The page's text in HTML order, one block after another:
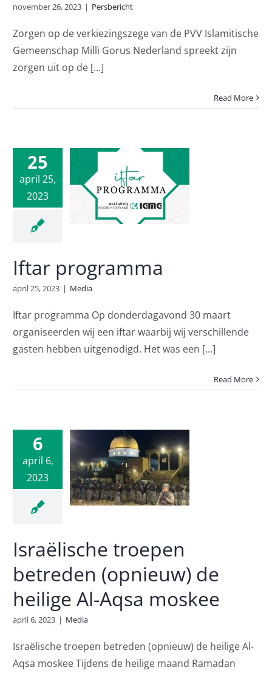
november 26, 2023 | Persbericht
Zorgen op de verkiezingszege van de PVV Islamitische
Gemeenschap Milli Gorus Nederland spreekt zijn
zorgen uit op de [...]
Read More
25
april 25,
2023
Iftar programma
april 25, 2023 | Media
Iftar programma Op donderdagavond 30 maart
organiseerden wij een iftar waarbij wij verschillende
gasten hebben uitgenodigd. Het was een [...]
Read More
6
april 6,
2023
de
Al-
Israëlische troepen
betreden (opnieuw) de
heilige Al-Aqsa moskee
april 6, 2023 | Media
Israëlische troepen betreden (opnieuw) de heilige Al-
Aqsa moskee Tijdens de heilige maand Ramadan